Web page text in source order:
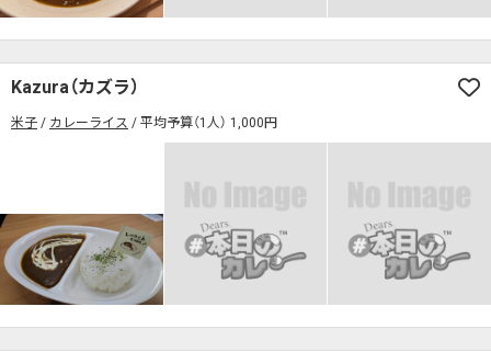
Kazura（カズラ）
米子 カレーライス 平均予算（1人） 1,000円